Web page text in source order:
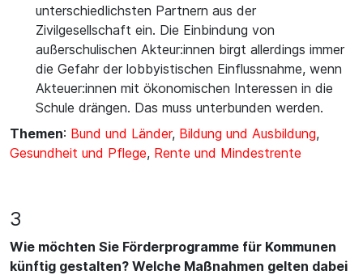
unterschiedlichsten Partnern aus der
Zivilgesellschaft ein. Die Einbindung von
außerschulischen Akteur:innen birgt allerdings immer
die Gefahr der lobbyistischen Einflussnahme, wenn
Akteuer:innen mit ökonomischen Interessen in die
Schule drängen. Das muss unterbunden werden.
Themen: Bund und Länder, Bildung und Ausbildung,
Gesundheit und Pflege, Rente und Mindestrente
3
Wie möchten Sie Förderprogramme für Kommunen
künftig gestalten? Welche Maßnahmen gelten dabei